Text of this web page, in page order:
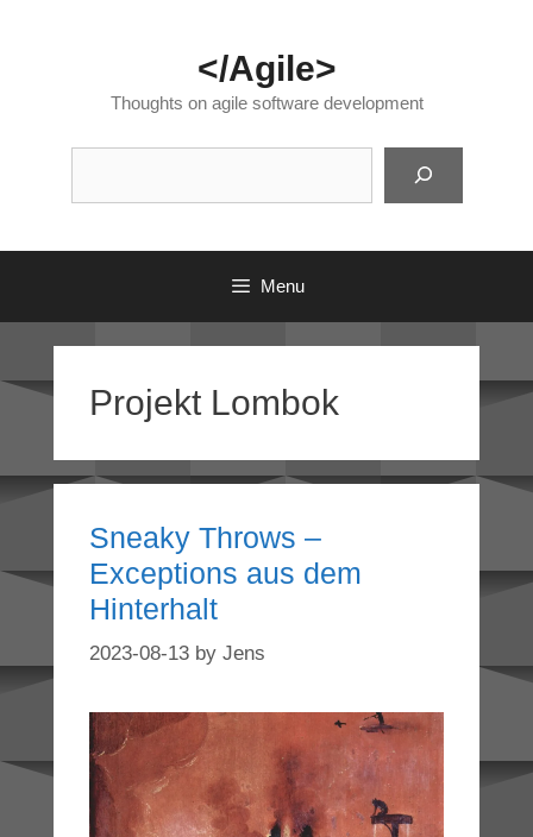
</Agile>
Thoughts on agile software development
Menu
Projekt Lombok
Sneaky Throws –
Exceptions aus dem
Hinterhalt
2023-08-13 by Jens